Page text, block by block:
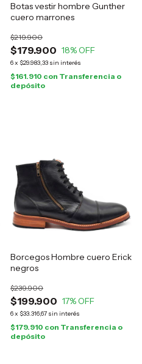
Botas vestir hombre Gunther
cuero marrones
$179.900
$219.900
18% OFF
6x $29.983,33 sin interés
$161.910 con Transferencia o
depósito
Borcegos Hombre cuero Erick
negros
$199.900
$239.900
17% OFF
6x $33.316,67 sin interés
$179.910 con Transferencia o
depósito